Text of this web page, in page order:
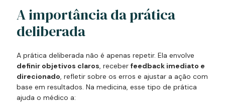
A importância da prática
deliberada
A prática deliberada não é apenas repetir. Ela envolve
definir objetivos claros, receber feedback imediato e
direcionado, refletir sobre os erros e ajustar a ação com
base em resultados. Na medicina, esse tipo de prática
ajuda o médico a: